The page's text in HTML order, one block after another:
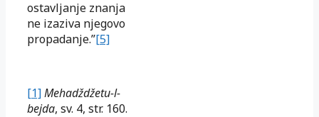
ostavljanje znanja
ne izaziva njegovo
propadanje.”[5]
[1]Mehadždžetu-l-
bejda, sv. 4, str. 160.